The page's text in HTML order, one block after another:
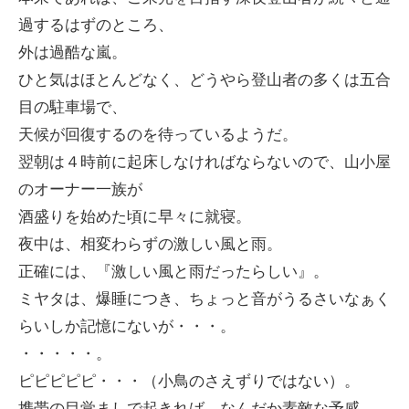
過するはずのところ、
外は過酷な嵐。
ひと気はほとんどなく、どうやら登山者の多くは五合
目の駐車場で、
天候が回復するのを待っているようだ。
翌朝は４時前に起床しなければならないので、山小屋
のオーナー一族が
酒盛りを始めた頃に早々に就寝。
夜中は、相変わらずの激しい風と雨。
正確には、『激しい風と雨だったらしい』。
ミヤタは、爆睡につき、ちょっと音がうるさいなぁく
らいしか記憶にないが・・・。
・・・・・。
ピピピピピ・・・（小鳥のさえずりではない）。